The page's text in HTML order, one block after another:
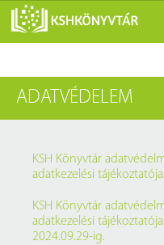
RÓLUNK
SZOLGÁLTATÁSOK
ADATBÁZISOK
ADATVÉDELEM
KSH Könyvtár
adatkezelési
KSH Könyvtár
adatkezelési
2024.09.29-ig.